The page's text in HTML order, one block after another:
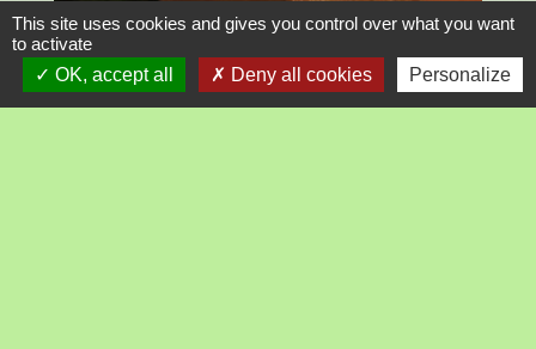
This site uses cookies and gives you control over what you want
to activate
OK, accept all
Deny all cookies Personalize